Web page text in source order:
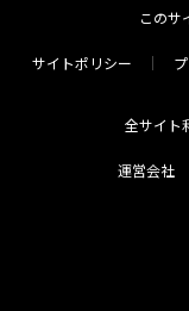
このサ
サイトポリシー
全サイト
運営会社